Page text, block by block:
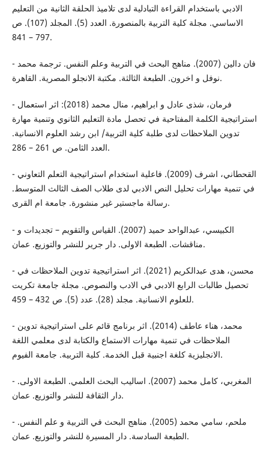
الادبي باستخدام القراءة التبادلية لدى تلاميذ الحلقة الثانية من التعليم
الاساسي. مجلة كلية التربية بالمنصورة. العدد (5). المجلد (107). ص
797 – 841.
- فان دالين (2007). مناهج البحث في التربية وعلم النفس. ترجمة محمد
نوفل و اخرون. الطبعة الثالثة. مكتبة الانجلو المصرية. القاهرة.
- فرمان، شذى عادل و ابراهيم، منال محمد (2018): اثر استعمال
استراتيجية الكلمة المفتاحية في تحصل مادة التعليم الثانوي وتنمية مهارة
تدوين الملاحظات لدى طلبة كلية التربية/ ابن رشد العلوم الانسانية.
العدد الثامن. ص 261 – 286.
- القحطاني، اشرف (2009). فاعلية استخدام استراتيجية التعلم التعاوني
في تنمية مهارات تحليل النص الادبي لدى طلاب الصف الثالث المتوسط.
رسالة ماجستير غير منشورة. جامعة ام القرى.
- الكبيسي، عبدالواحد حميد (2007). القياس والتقويم – تجديدات و
مناقشات. الطبعة الاولى. دار جرير للنشر والتوزيع. عمان.
- محسن، هدى عبدالكريم (2021). اثر استراتيجية تدوين الملاحظات في
تحصيل طالبات الرابع الادبي في الادب والنصوص. مجلة جامعة تكريت
للعلوم الانسانية. مجلد (28). عدد (5). ص 432 – 459.
- محمد، هناء عاطف (2014). اثر برنامج قائم على استراتيجية تدوين
الملاحظات في تنمية مهارات الاستماع والكتابة لدى معلمي اللغة
الانجليزية كلغة اجنبية قبل الخدمة. كلية التربية. جامعة الفيوم.
- المغربي، كامل محمد (2007). اساليب البحث العلمي. الطبعة الاولى.
دار الثقافة للنشر والتوزيع. عمان.
- ملحم، سامي محمد (2005). مناهج البحث في التربية و علم النفس.
الطبعة السادسة. دار المسيرة للنشر والتوزيع. عمان.